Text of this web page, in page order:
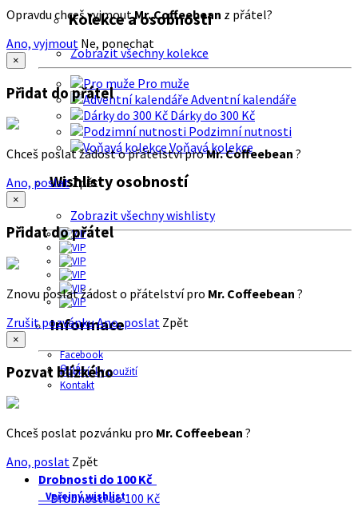
Kolekce a osobnosti
Zobrazit všechny kolekce
Pro muže
Adventní kalendáře
Dárky do 300 Kč
Podzimní nutnosti
Voňavá kolekce
Wishlisty osobností
Zobrazit všechny wishlisty
Informace
Facebook
O nás
Podmínky použití
Kontakt
Opravdu chceš vyjmoutMr. Coffeebean z přátel?
Ano, vyjmout Ne, ponechat
×
Přidat do přátel
Chceš poslat žádost o přátelství proMr. Coffeebean ?
Ano, poslatZpět
×
Přidat do přátel
Znovu poslat žádost o přátelství pro Mr. Coffeebean ?
Zrušit pozvánkuAno, poslat Zpět
×
Pozvat blízkého
Chceš poslat pozvánku pro Mr. Coffeebean ?
Ano, poslat Zpět
Drobnosti do 100 Kč
Veřejný wishlist
Drobnosti do 100 Kč